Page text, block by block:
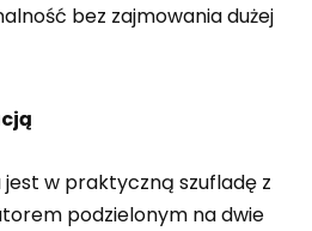
bez zajmowania dużej
w praktyczną szufladę z
podzielonym na dwie